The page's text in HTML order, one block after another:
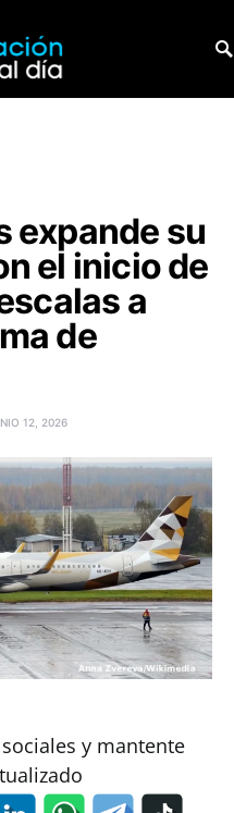
expande su
el inicio de
a
de
12, 2026
y mantente